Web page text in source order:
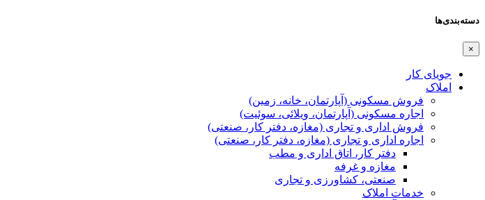
دسته‌بندی‌ها
×
جویای کار
املاک
فروش مسکونی (آپارتمان، خانه، زمین)
اجاره مسکونی (آپارتمان، ویلائی، سوئیت)
فروش اداری و تجاری (مغازه، دفتر کار، صنعتی)
اجاره اداری و تجاری (مغازه، دفتر کار، صنعتی)
دفتر کار، اتاق اداری و مطب
مغازه و غرفه
صنعتی،‌ کشاورزی و تجاری
خدمات املاک